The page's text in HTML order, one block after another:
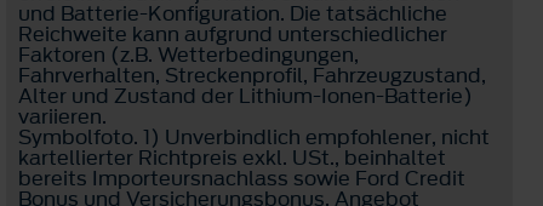
und Batterie-Konfiguration. Die tatsächliche
Reichweite kann aufgrund unterschiedlicher
Faktoren (z.B. Wetterbedingungen,
Fahrverhalten, Streckenprofil, Fahrzeugzustand,
Alter und Zustand der Lithium-Ionen-Batterie)
variieren.
Symbolfoto. 1) Unverbindlich empfohlener, nicht
kartellierter Richtpreis exkl. USt., beinhaltet
bereits Importeursnachlass sowie Ford Credit
Bonus und Versicherungsbonus. Angebot